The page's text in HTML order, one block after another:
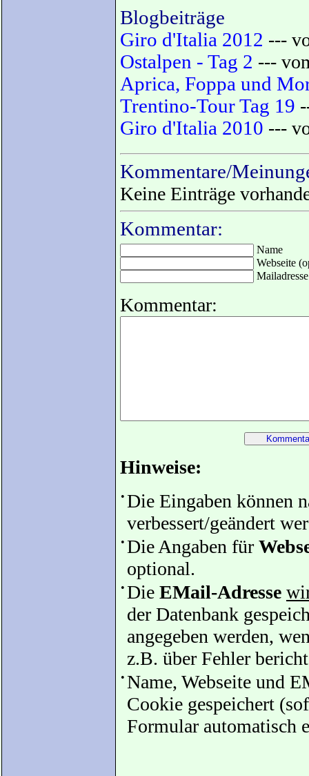
Blogbeiträge
Giro d'Italia 2012 ---
Ostalpen - Tag 2 ---
Aprica, Foppa und
Trentino-Tour Tag 19
Giro d'Italia 2010 ---
Kommentare/
Keine Einträge
Kommentar:
Name
Webseite
Kommentar:
Hinweise:
• Die Eingaben können
verbessert/geändert
• Die Angaben für
optional.
• Die EMail-Adresse
der Datenbank
angegeben werden,
z.B. über Fehler
• Name, Webseite und
Cookie gespeichert
Formular automatisch